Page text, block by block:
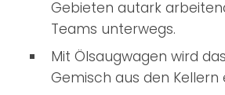
Gebieten autark
Teams unterwegs.
Mit Ölsaugwagen wird
Gemisch aus den Kellern